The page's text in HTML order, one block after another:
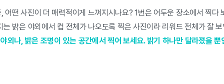
어떤 사진이 더 매력적이게 느껴지시나요? 1번은 어두운 장소에서 찍다
밝은 야외에서 컵 전체가 나오도록 찍은 사진이라 리워드 전체가 잘
외나, 밝은 조명이 있는 공간에서 찍어 보세요. 밝기 하나만 달라졌을